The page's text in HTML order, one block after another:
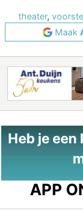
theater,
Maak
Heb je
APP